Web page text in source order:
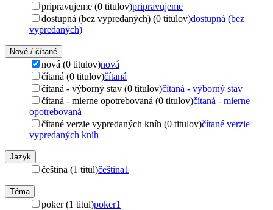
pripravujeme (0 titulov)pripravujeme
dostupná (bez vypredaných) (0 titulov)dostupná (bez
vypredaných)
Nové / čítané
nová (0 titulov)nová
čítaná (0 titulov)čítaná
čítaná - výborný stav (0 titulov)čítaná - výborný stav
čítaná - mierne opotrebovaná (0 titulov)čítaná - mierne
opotrebovaná
čítané verzie vypredaných kníh (0 titulov)čítané verzie
vypredaných kníh
Jazyk
čeština (1 titul)čeština1
Téma
poker (1 titul)poker1